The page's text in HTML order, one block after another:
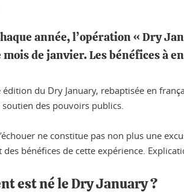
année, l’opération « Dry
de janvier. Les bénéfices à
édition du Dry January, rebaptisée en
des pouvoirs publics.
ne constitue pas non plus une
bénéfices de cette expérience.
est né le Dry January ?